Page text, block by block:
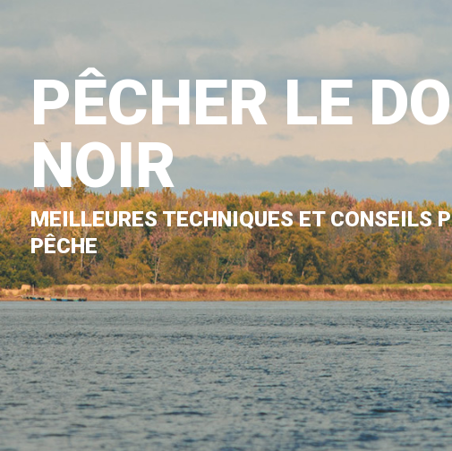
PÊCHER LE
NOIR
MEILLEURES TECHNIQUES ET CONSEILS
PÊCHE